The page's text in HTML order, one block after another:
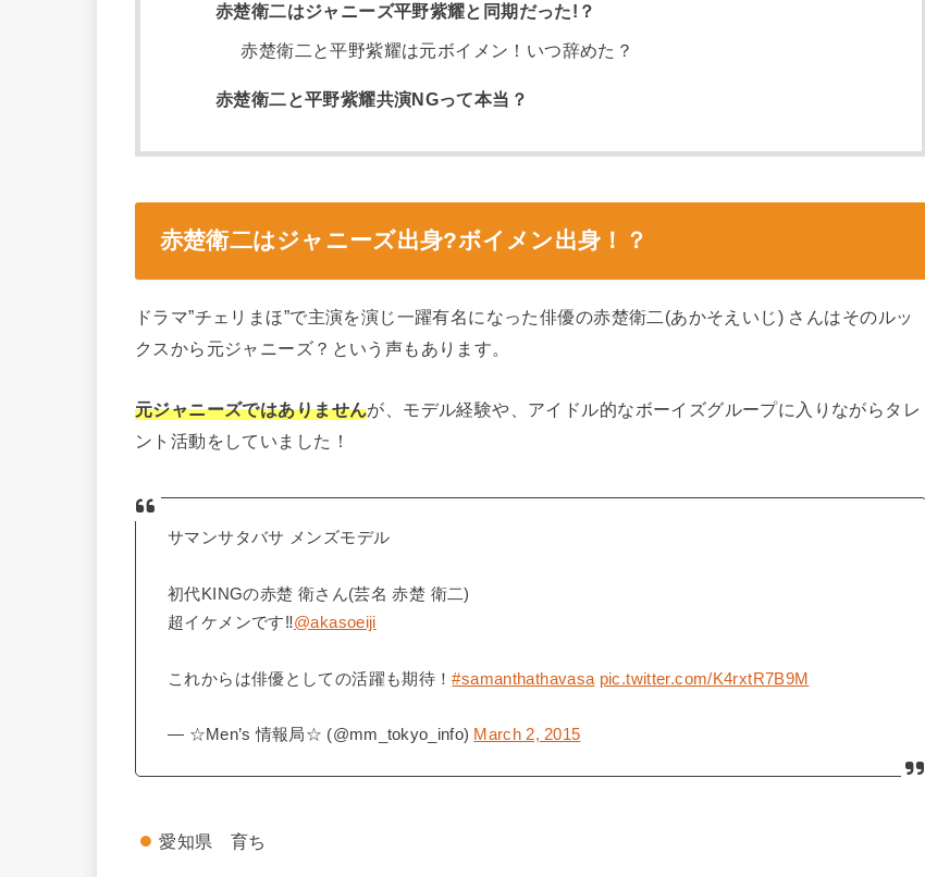
赤楚衛二はジャニーズ平野紫耀と同期だった!？
赤楚衛二と平野紫耀は元ボイメン！いつ辞めた？
赤楚衛二と平野紫耀共演NGって本当？
赤楚衛二はジャニーズ出身?ボイメン出身！？
ドラマ”チェリまほ”で主演を演じ一躍有名になった俳優の赤楚衛二(あかそえいじ) さんはそのルッ
クスから元ジャニーズ？という声もあります。
元ジャニーズではありませんが、モデル経験や、アイドル的なボーイズグループに入りながらタレ
ント活動をしていました！
サマンサタバサ メンズモデル
初代KINGの赤楚 衛さん(芸名 赤楚 衛二)
超イケメンです‼︎@akasoeiji
これからは俳優としての活躍も期待！#samanthathavasa pic.twitter.com/K4rxtR7B9M
— ☆Men’s 情報局☆ (@mm_tokyo_info) March 2, 2015
愛知県 育ち